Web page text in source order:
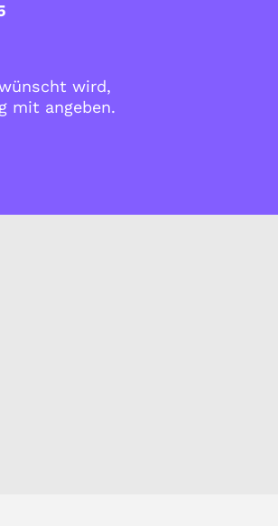
wird,
mit angeben.